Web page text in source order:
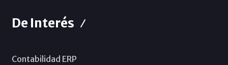
De Interés
Contabilidad ERP